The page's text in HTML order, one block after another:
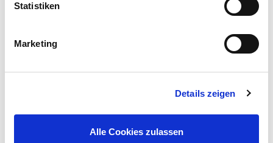
Statistiken
Marketing
Details zeigen
Alle Cookies zulassen
11,95 €
Winterschutzvlies 5 x 1,5m, 1Stück Schnee und Kälte und
austrocknende Sonnenstrahlung zerstören Ihre Pflanzen!